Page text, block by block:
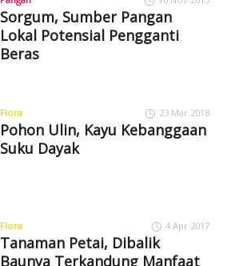
Sorgum, Sumber Pangan
Lokal Potensial Pengganti
Beras
Flora 23 Mar 2018
Pohon Ulin, Kayu Kebanggaan
Suku Dayak
Flora 4 Apr 2017
Tanaman Petai, Dibalik
Baunya Terkandung Manfaat